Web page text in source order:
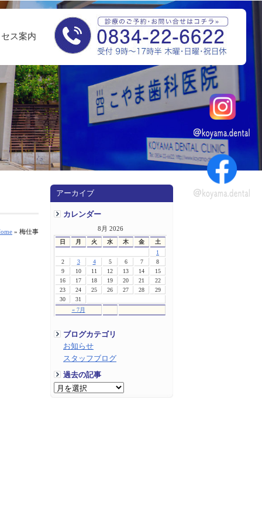
ス案内
アーカイブ
カレンダー
8月 2026
日 月 火 水 木 金 土
« 7月
1
2
3 4 5 6 7
8
9
10 11 12 13 14
15
16
17 18 19 20 21
22
23
24 25 26 27 28
29
30
31
ブログカテゴリ
お知らせ
スタッフブログ
過去の記事
» 梅仕事